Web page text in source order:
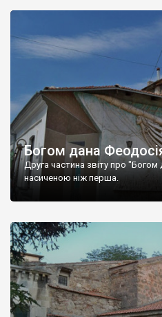
Богом дана
Друга частина звіту про
насиченою ніж перша.